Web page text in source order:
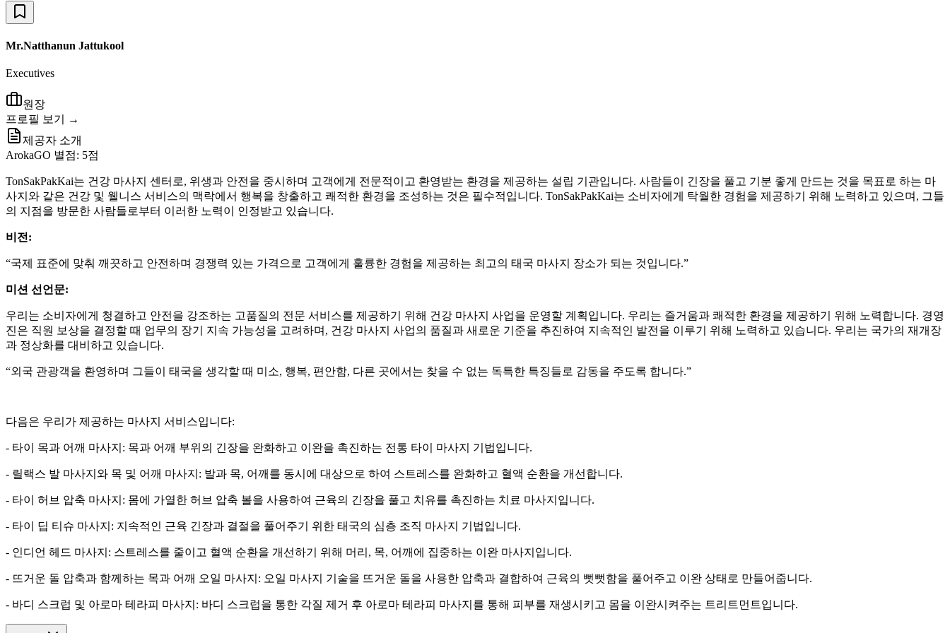
Mr.Natthanun Jattukool
Executives
원장
프로필 보기 →
제공자 소개
ArokaGO 별점: 5점
TonSakPakKai는 건강 마사지 센터로, 위생과 안전을 중시하며 고객에게 전문적이고 환영받는 환경을 제공하는 설립 기관입니다. 사람들이 긴장을 풀고 기분 좋게 만드는 것을 목표로 하는 마
사지와 같은 건강 및 웰니스 서비스의 맥락에서 행복을 창출하고 쾌적한 환경을 조성하는 것은 필수적입니다. TonSakPakKai는 소비자에게 탁월한 경험을 제공하기 위해 노력하고 있으며, 그들
의 지점을 방문한 사람들로부터 이러한 노력이 인정받고 있습니다.
비전:
“국제 표준에 맞춰 깨끗하고 안전하며 경쟁력 있는 가격으로 고객에게 훌륭한 경험을 제공하는 최고의 태국 마사지 장소가 되는 것입니다.”
미션 선언문:
우리는 소비자에게 청결하고 안전을 강조하는 고품질의 전문 서비스를 제공하기 위해 건강 마사지 사업을 운영할 계획입니다. 우리는 즐거움과 쾌적한 환경을 제공하기 위해 노력합니다. 경영
진은 직원 보상을 결정할 때 업무의 장기 지속 가능성을 고려하며, 건강 마사지 사업의 품질과 새로운 기준을 추진하여 지속적인 발전을 이루기 위해 노력하고 있습니다. 우리는 국가의 재개장
과 정상화를 대비하고 있습니다.
“외국 관광객을 환영하며 그들이 태국을 생각할 때 미소, 행복, 편안함, 다른 곳에서는 찾을 수 없는 독특한 특징들로 감동을 주도록 합니다.”
다음은 우리가 제공하는 마사지 서비스입니다:
- 타이 목과 어깨 마사지: 목과 어깨 부위의 긴장을 완화하고 이완을 촉진하는 전통 타이 마사지 기법입니다.
- 릴랙스 발 마사지와 목 및 어깨 마사지: 발과 목, 어깨를 동시에 대상으로 하여 스트레스를 완화하고 혈액 순환을 개선합니다.
- 타이 허브 압축 마사지: 몸에 가열한 허브 압축 볼을 사용하여 근육의 긴장을 풀고 치유를 촉진하는 치료 마사지입니다.
- 타이 딥 티슈 마사지: 지속적인 근육 긴장과 결절을 풀어주기 위한 태국의 심층 조직 마사지 기법입니다.
- 인디언 헤드 마사지: 스트레스를 줄이고 혈액 순환을 개선하기 위해 머리, 목, 어깨에 집중하는 이완 마사지입니다.
- 뜨거운 돌 압축과 함께하는 목과 어깨 오일 마사지: 오일 마사지 기술을 뜨거운 돌을 사용한 압축과 결합하여 근육의 뻣뻣함을 풀어주고 이완 상태로 만들어줍니다.
- 바디 스크럽 및 아로마 테라피 마사지: 바디 스크럽을 통한 각질 제거 후 아로마 테라피 마사지를 통해 피부를 재생시키고 몸을 이완시켜주는 트리트먼트입니다.